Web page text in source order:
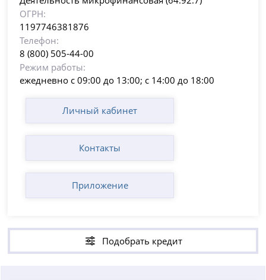
ОГРН:
1197746381876
Телефон:
8 (800) 505-44-00
Режим работы:
ежедневно с 09:00 до 13:00; с 14:00 до 18:00
Личный кабинет
Контакты
Приложение
Подобрать кредит